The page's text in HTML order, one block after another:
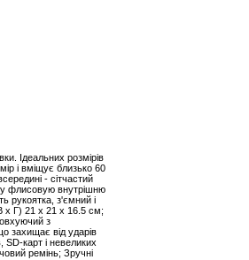
Ідеальних розмірів
і вміщує близько 60
- сітчастий
флисовую внутрішню
рукоятка, з'ємний і
х Г) 21 x 21 x 16.5 см;
з
захищає від ударів
карт і невеликих
ремінь; Зручні